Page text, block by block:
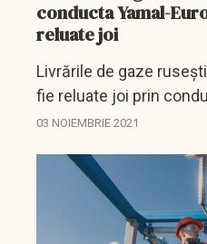
conducta Yamal-
reluate joi
Livrările de gaze
fie reluate joi prin
după ce transportatorii
de pe...
03 NOIEMBRIE 2021